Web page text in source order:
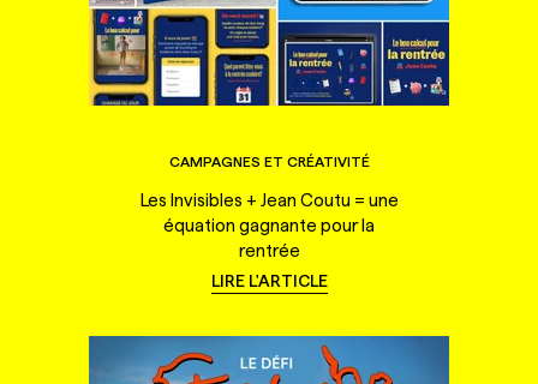
CAMPAGNES ET CRÉATIVITÉ
Les Invisibles + Jean Coutu = une
équation gagnante pour la
rentrée
LIRE L'ARTICLE